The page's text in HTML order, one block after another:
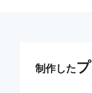
制作した